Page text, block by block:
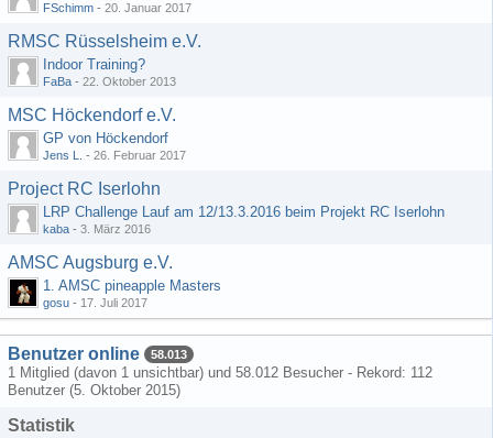
FSchimm - 20. Januar 2017
RMSC Rüsselsheim e.V.
Indoor Training?
FaBa - 22. Oktober 2013
MSC Höckendorf e.V.
GP von Höckendorf
Jens L. - 26. Februar 2017
Project RC Iserlohn
LRP Challenge Lauf am 12/13.3.2016 beim Projekt RC Iserlohn
kaba - 3. März 2016
AMSC Augsburg e.V.
1. AMSC pineapple Masters
gosu - 17. Juli 2017
Benutzer online 58.013
1 Mitglied (davon 1 unsichtbar) und 58.012 Besucher - Rekord: 112
Benutzer (5. Oktober 2015)
Statistik